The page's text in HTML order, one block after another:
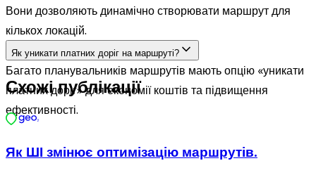
Вони дозволяють динамічно створювати маршрут для
кількох локацій.
Як уникати платних доріг на маршруті?
Багато планувальників маршрутів мають опцію «уникати
платних доріг» для економії коштів та підвищення
ефективності.
Схожі публікації
Як ШІ змінює оптимізацію маршрутів.